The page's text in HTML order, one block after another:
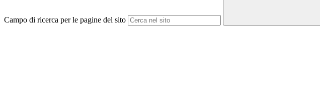
Campo di ricerca per le pagine del sito